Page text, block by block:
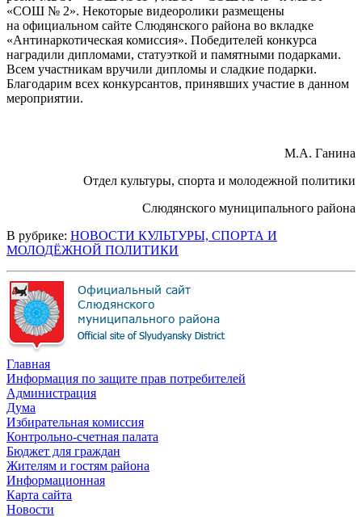
«СОШ № 2». Некоторые видеоролики размещены
на официальном сайте Слюдянского района во вкладке
«Антинаркотическая комиссия». Победителей конкурса
наградили дипломами, статуэткой и памятными подарками.
Всем участникам вручили дипломы и сладкие подарки.
Благодарим всех конкурсантов, принявших участие в данном
мероприятии.
М.А. Ганина
Отдел культуры, спорта и молодежной политики
Слюдянского муниципального района
В рубрике: НОВОСТИ КУЛЬТУРЫ, СПОРТА И
МОЛОДЁЖНОЙ ПОЛИТИКИ
Главная
Информация по защите прав потребителей
Администрация
Дума
Избирательная комиссия
Контрольно-счетная палата
Бюджет для граждан
Жителям и гостям района
Информационная
Карта сайта
Новости